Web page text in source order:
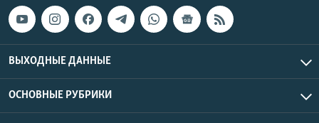
ВЫХОДНЫЕ ДАННЫЕ
ОСНОВНЫЕ РУБРИКИ